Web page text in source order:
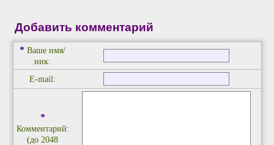
Добавить комментарий
* Ваше имя/
ник:
E-mail:
*
Комментарий:
(до 2048